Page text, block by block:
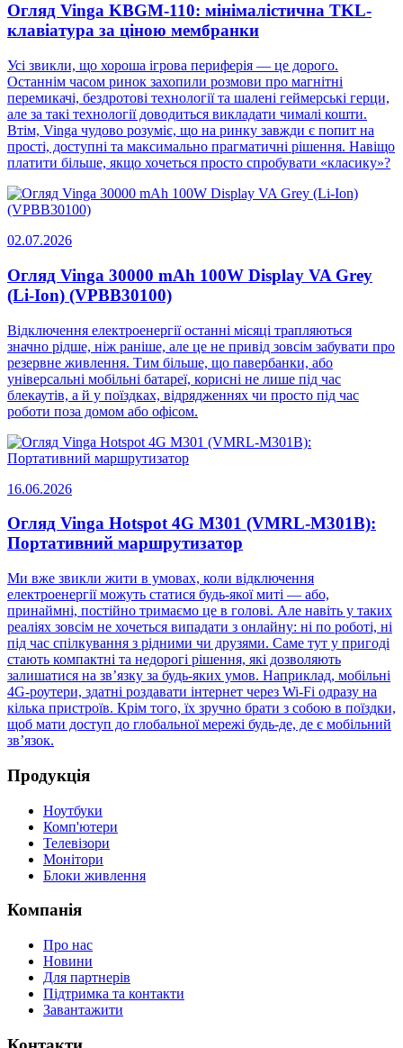
Огляд Vinga KBGM-110: мінімалістична TKL-
клавіатура за ціною мембранки
Усі звикли, що хороша ігрова периферія — це дорого.
Останнім часом ринок захопили розмови про магнітні
перемикачі, бездротові технології та шалені геймерські герци,
але за такі технології доводиться викладати чималі кошти.
Втім, Vinga чудово розуміє, що на ринку завжди є попит на
прості, доступні та максимально прагматичні рішення. Навіщо
платити більше, якщо хочеться просто спробувати «класику»?
02.07.2026
Огляд Vinga 30000 mAh 100W Display VA Grey
(Li-Ion) (VPBB30100)
Відключення електроенергії останні місяці трапляються
значно рідше, ніж раніше, але це не привід зовсім забувати про
резервне живлення. Тим більше, що павербанки, або
універсальні мобільні батареї, корисні не лише під час
блекаутів, а й у поїздках, відрядженнях чи просто під час
роботи поза домом або офісом.
16.06.2026
Огляд Vinga Hotspot 4G M301 (VMRL-M301B):
Портативний маршрутизатор
Ми вже звикли жити в умовах, коли відключення
електроенергії можуть статися будь-якої миті — або,
принаймні, постійно тримаємо це в голові. Але навіть у таких
реаліях зовсім не хочеться випадати з онлайну: ні по роботі, ні
під час спілкування з рідними чи друзями. Саме тут у пригоді
стають компактні та недорогі рішення, які дозволяють
залишатися на зв’язку за будь-яких умов. Наприклад, мобільні
4G-роутери, здатні роздавати інтернет через Wi-Fi одразу на
кілька пристроїв. Крім того, їх зручно брати з собою в поїздки,
щоб мати доступ до глобальної мережі будь-де, де є мобільний
зв’язок.
Продукція
Ноутбуки
Комп'ютери
Телевізори
Монітори
Блоки живлення
Компанія
Про нас
Новини
Для партнерів
Підтримка та контакти
Завантажити